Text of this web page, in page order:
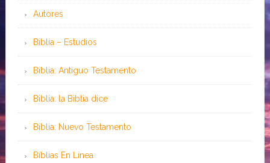
Autores
Biblia – Estudios
Biblia: Antiguo Testamento
Biblia: la Biblia dice
Biblia: Nuevo Testamento
Bíblias En Línea